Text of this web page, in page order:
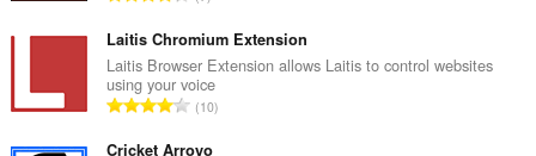
o
t
a
e
m
e
r
o
Laitis Chromium Extension
Laitis Browser Extension allows Laitis to control websites
using your voice
N10
Cricket Arroyo